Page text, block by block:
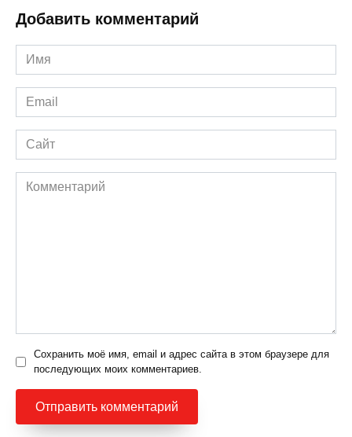
Добавить комментарий
Имя
*
Email
*
Сайт
Комментарий
Сохранить моё имя, email и адрес сайта в этом браузере для
последующих моих комментариев.